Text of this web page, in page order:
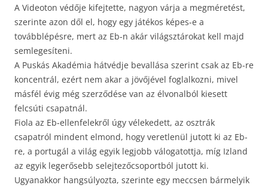
A Videoton védője kifejtette, nagyon várja a megméretést,
szerinte azon dől el, hogy egy játékos képes-e a
továbblépésre, mert az Eb-n akár világsztárokat kell majd
semlegesíteni.
A Puskás Akadémia hátvédje bevallása szerint csak az Eb-re
koncentrál, ezért nem akar a jövőjével foglalkozni, mivel
másfél évig még szerződése van az élvonalból kiesett
felcsúti csapatnál.
Fiola az Eb-ellenfelekről úgy vélekedett, az osztrák
csapatról mindent elmond, hogy veretlenül jutott ki az Eb-
re, a portugál a világ egyik legjobb válogatottja, míg Izland
az egyik legerősebb selejtezőcsoportból jutott ki.
Ugyanakkor hangsúlyozta, szerinte egy meccsen bármelyik